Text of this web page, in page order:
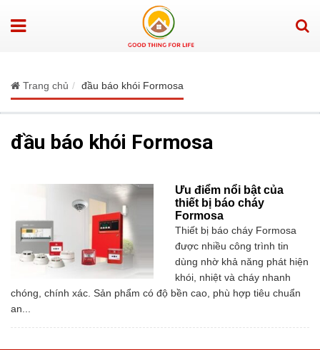
Trang chủ đầu báo khói Formosa
đầu báo khói Formosa
Ưu điểm nổi bật của
thiết bị báo cháy
Formosa
Thiết bị báo cháy Formosa
được nhiều công trình tin
dùng nhờ khả năng phát hiện
khói, nhiệt và cháy nhanh
chóng, chính xác. Sản phẩm có độ bền cao, phù hợp tiêu chuẩn
an...